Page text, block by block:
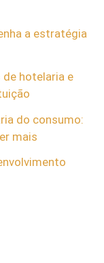
a estratégia
hotelaria e
do consumo:
mais